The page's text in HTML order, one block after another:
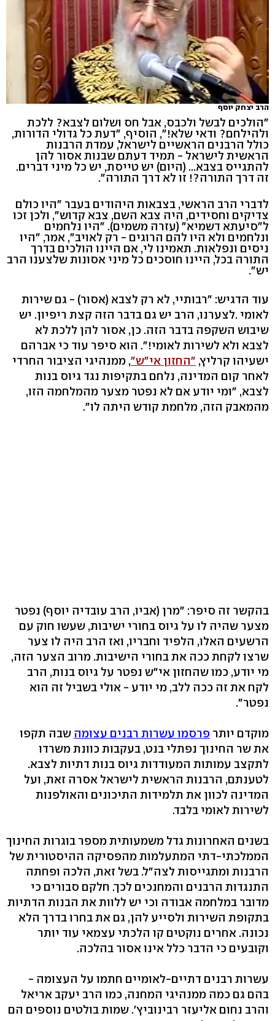
הרב יצחק יוסף
"הולכים לבשל ולכבס, אבל חס ושלום לצבא? ללכת
ולהילחם? ודאי שלא!", הוסיף, "דעת כל גדולי הדורות,
כולל הרבנים הראשיים לישראל, עמדת הרבנות
הראשית לישראל - תמיד דעתם שבנות אסור להן
להתגייס בצבא... (היום) יש טייסת, יש כל מיני דברים.
זה דרך התורה?! זו לא דרך התורה".
לדברי הרב הראשי, בצבאות היהודים בעבר "היו כולם
צדיקים וחסידים, היה צבא השם, צבא קדוש", ולכן זכו
ל"סיעתא דשמיא" (עזרה משמים). "היו נלחמים
ונלחמים ולא היו להם הרוגים - רק לאויב", אמר, "היו
ניסים ונפלאות. תאמינו לי, אם היינו הולכים בדרך
התורה בכל, היינו חוסכים כל מיני אסונות שלצענו הרב
יש".
עוד הדגיש: "רבותיי, לא רק לצבא (אסור) - גם שירות
לאומי .לצערנו, הרב יש גם בדבר הזה קצת ריפיון. יש
שיבוש השקפה בדבר הזה. כן, אסור להן ללכת לא
לצבא ולא לשירות לאומי!". הוא סיפר עוד כי אברהם
ישעיהו קרליץ, "החזון אי"ש", ממנהיגי הציבור החרדי
לאחר קום המדינה, נלחם בתקיפות נגד גיוס בנות
לצבא, "ומי יודע אם לא נפטר מצער מהמלחמה הזו,
מהמאבק הזה, מלחמת קודש היתה לו".
בהקשר זה סיפר: "מרן (אביו, הרב עובדיה יוסף) נפטר
מצער שהיה לו על גיוס בחורי ישיבות, שעשו חוק עם
הרשעים האלו, הלפיד וחבריו, ואז הרב היה לו צער
שרצו לקחת ככה את בחורי הישיבות. מרוב הצער הזה,
מי יודע, כמו שהחזון אי"ש נפטר על גיוס בנות, הרב
לקח את זה ככה ללב, מי יודע - אולי בשביל זה הוא
נפטר".
מוקדם יותר פרסמו עשרות רבנים עצומה שבה תקפו
את שר החינוך נפתלי בנט, בעקבות כוונת משרדו
לתקצב עמותות המעודדות גיוס בנות דתיות לצבא.
לטענתם, הרבנות הראשית לישראל אסרה זאת, ועל
המדינה לכוון את תלמידות התיכונים והאולפנות
לשירות לאומי בלבד.
בשנים האחרונות גדל משמעותית מספר בוגרות החינוך
הממלכתי-דתי המתעלמות מהפסיקה ההיסטורית של
הרבנות ומתגייסות לצה"ל. בשל זאת, הלכה ופחתה
התנגדות הרבנים והמחנכים לכך. חלקם סבורים כי
מדובר במלחמה אבודה וכי יש ללוות את הבנות הדתיות
בתקופת השירות ולסייע להן, גם את בחרו בדרך הלא
נכונה. אחרים נוקטים קו הלכתי עצמאי עוד יותר
וקובעים כי הדבר כלל אינו אסור בהלכה.
עשרות רבנים דתיים-לאומיים חתמו על העצומה -
בהם גם כמה ממנהיגי המחנה, כמו הרב יעקב אריאל
והרב נחום אליעזר רבינוביץ'. שמות בולטים נוספים הם